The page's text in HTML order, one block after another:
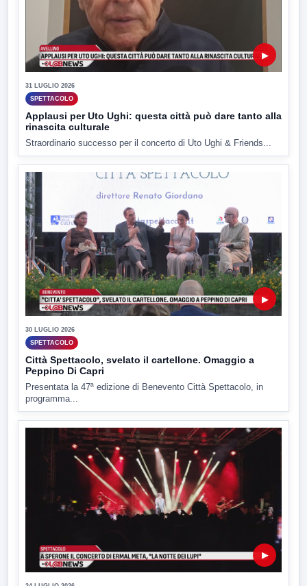
▶
31 LUGLIO 2026
SPETTACOLO
Applausi per Uto Ughi: questa città può dare tanto alla
rinascita culturale
Straordinario successo per il concerto di Uto Ughi & Friends...
▶
30 LUGLIO 2026
SPETTACOLO
Città Spettacolo, svelato il cartellone. Omaggio a
Peppino Di Capri
Presentata la 47ª edizione di Benevento Città Spettacolo, in
programma...
▶